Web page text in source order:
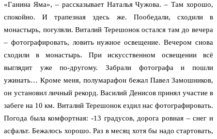
«Ганина Яма», – рассказывает Наталья Чужова. – Там хорошо,
спокойно. И трапезная здесь же. Пообедали, сходили в
монастырь, погуляли. Виталий Терешонок остался там до вечера
– фотографировать, ловить нужное освещение. Вечером снова
сходили в монастырь. При искусственном освещении всё
выглядит уже по-другому. Забрали фотографа и пошли
ужинать… Кроме меня, полумарафон бежал Павел Замошников,
он установил личный рекорд. Василий Денисов принял участие в
забеге на 10 км. Виталий Терешонок ездил нас фотографировать.
Погода была комфортная: -13 градусов, дорога ровная – снег и
асфальт. Бежалось хорошо. Раз в месяц хотя бы надо стартовать,